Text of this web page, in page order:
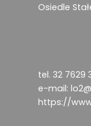
Osiedle
tel. 32 7629
e-mail:
https://